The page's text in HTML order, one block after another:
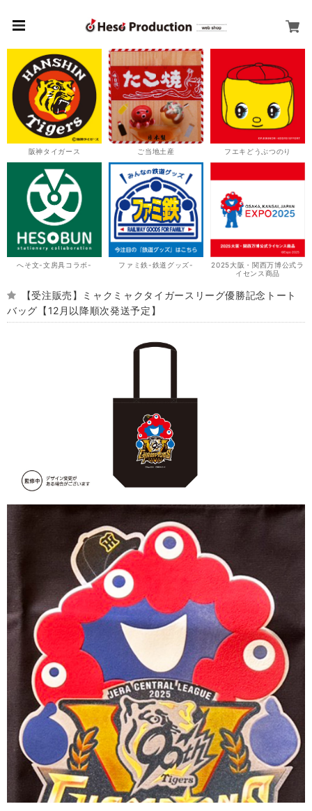
阪神タイガース ご当地土産 フエキどうぶつのり
へそ文-文房具コラボ- ファミ鉄-鉄道グッズ-
2025大阪・関西万博公式ラ
イセンス商品
【受注販売】ミャクミャクタイガースリーグ優勝記念トート
バッグ【12月以降順次発送予定】